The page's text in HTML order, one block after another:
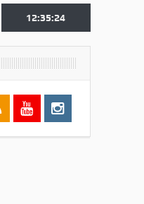
lascia il Convento di S.
12:35:24